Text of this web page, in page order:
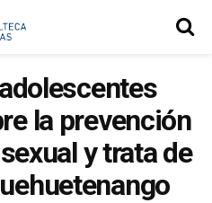
la prevención
y trata de